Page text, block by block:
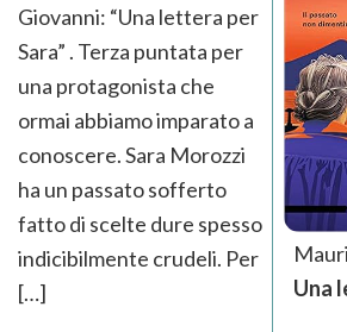
Una
Giovanni: “Una lettera per
Sara” . Terza puntata per
una protagonista che
ormai abbiamo imparato a
conoscere. Sara Morozzi
ha un passato sofferto
fatto di scelte dure spesso
indicibilmente crudeli. Per
[…]